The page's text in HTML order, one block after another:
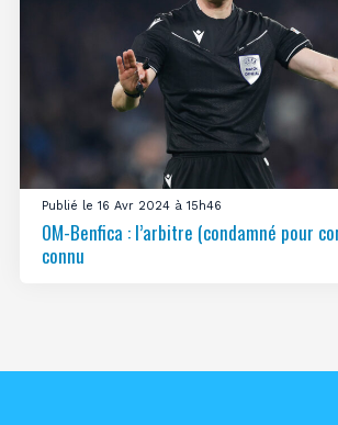
Publié le 16 Avr 2024 à 15h46
OM-Benfica : l’arbitre (condamné pour
connu